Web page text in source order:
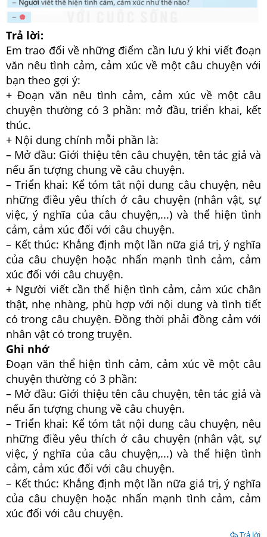
Trả lời:
Em trao đổi về những điểm cần lưu ý khi viết đoạn
văn nêu tình cảm, cảm xúc về một câu chuyện với
bạn theo gợi ý:
+ Đoạn văn nêu tình cảm, cảm xúc về một câu
chuyện thường có 3 phần: mở đầu, triển khai, kết
thúc.
+ Nội dung chính mỗi phần là:
– Mở đầu: Giới thiệu tên câu chuyện, tên tác giả và
nếu ấn tượng chung về câu chuyện.
– Triển khai: Kể tóm tắt nội dung câu chuyện, nêu
những điều yêu thích ở câu chuyện (nhân vật, sự
việc, ý nghĩa của câu chuyện,...) và thể hiện tình
cảm, cảm xúc đối với câu chuyện.
– Kết thúc: Khẳng định một lần nữa giá trị, ý nghĩa
của câu chuyện hoặc nhấn mạnh tình cảm, cảm
xúc đối với câu chuyện.
+ Người viết cần thể hiện tình cảm, cảm xúc chân
thật, nhẹ nhàng, phù hợp với nội dung và tình tiết
có trong câu chuyện. Đồng thời phải đồng cảm với
nhân vật có trong truyện.
Ghi nhớ
Đoạn văn thể hiện tình cảm, cảm xúc về một câu
chuyện thường có 3 phần:
– Mở đầu: Giới thiệu tên câu chuyện, tên tác giả và
nếu ấn tượng chung về câu chuyện.
– Triển khai: Kể tóm tắt nội dung câu chuyện, nêu
những điều yêu thích ở câu chuyện (nhân vật, sự
việc, ý nghĩa của câu chuyện,...) và thể hiện tình
cảm, cảm xúc đối với câu chuyện.
– Kết thúc: Khẳng định một lần nữa giá trị, ý nghĩa
của câu chuyện hoặc nhấn mạnh tình cảm, cảm
xúc đối với câu chuyện.
Trả lời